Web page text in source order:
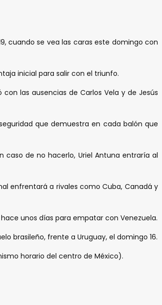
cuando se vea las caras este domingo con
inicial para salir con el triunfo.
las ausencias de Carlos Vela y de Jesús
que demuestra en cada balón que
caso de no hacerlo, Uriel Antuna entraría al
enfrentará a rivales como Cuba, Canadá y
unos días para empatar con Venezuela.
brasileño, frente a Uruguay, el domingo 16.
horario del centro de México).